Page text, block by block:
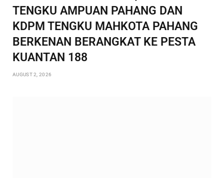
TENGKU AMPUAN PAHANG DAN
KDPM TENGKU MAHKOTA PAHANG
BERKENAN BERANGKAT KE PESTA
KUANTAN 188
AUGUST 2, 2026